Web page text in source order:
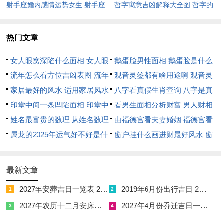
针对丙午年之凶险。若命主自觉心神难安，可请购祥安阁羊财满
护持财禄，此吊坠以黑曜石雕刻，羊驼背负财禄，意在将午火之
事业财运：比肩夺财与阳刃驾杀之两极变局
在事业运上丙午比肩主竞争者众。常现此类局面：眼看甲项目即
将签约，中途却被同事或同行截胡；部门晋升名额出炉，总杀出
个势均力敌之对手，即比肩在事业，最显明之象便是「条件 争
抢」，本年职场，须谨防表面称兄道弟，背后暗渡陈仓之人。
杀」之权贵格局，这翻覆之机，全在五行流转：午火阳刃本凶，
得庚金七杀相炼，则如烈火铸剑，越炼越锋，故常有命主于此年
反倒能在高压之下接管要职，或于行业动荡之际脱颖而出，这种
射手座婚内感情运势女生 射手座
哲字寓意吉凶解释大全图 哲字的
热门文章
女人眼窝深陷什么面相 女人眼
窝深陷是短命相吗
鹅蛋脸男性面相 鹅蛋脸是什么
脸型男性
流年怎么看方位吉凶表图 流年
位置怎么看
观音灵签都有啥用途啊 观音灵
签全部签签词
家居最好的风水 适用家居风水
八字看真假生肖查询 八字是真
还是假
印堂中间一条凹陷面相 印堂中
间有条线沟好不好
看男生面相分析财富 男人财相
从哪里看
姓名最富贵的数理 从姓名数理
看富豪
由福德宫看夫妻婚姻 福德宫看
配偶生肖
属龙的2025年运气好不好是什
2025年属龙人的全年运势
窗户挂什么画进财最好风水 窗
最新文章
1 2027年安葬吉日一览表 2027年12月安葬吉日一览表 2 2019年6月份出行吉日 2027年6月出行吉日一览表
3 2027年农历十二月安床吉日 2027年正月安床吉日吉时查询 4 2027年4月份乔迁吉日一览表 2027年4月乔迁吉日吉时查询